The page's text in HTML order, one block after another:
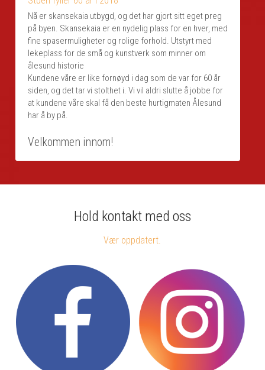
Nå er skansekaia utbygd, og det har gjort sitt eget preg
på byen. Skansekaia er en nydelig plass for en hver, med
fine spasermuligheter og rolige forhold. Utstyrt med
lekeplass for de små og kunstverk som minner om
ålesund historie
Kundene våre er like fornøyd i dag som de var for 60 år
siden, og det tar vi stolthet i. Vi vil aldri slutte å jobbe for
at kundene våre skal få den beste hurtigmaten Ålesund
har å by på.
Velkommen innom!
Hold kontakt med oss
Vær oppdatert.